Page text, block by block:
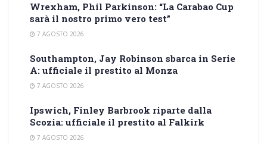
Wrexham, Phil Parkinson: “La Carabao Cup
sarà il nostro primo vero test”
7 AGOSTO 2026
Southampton, Jay Robinson sbarca in Serie
A: ufficiale il prestito al Monza
7 AGOSTO 2026
Ipswich, Finley Barbrook riparte dalla
Scozia: ufficiale il prestito al Falkirk
7 AGOSTO 2026